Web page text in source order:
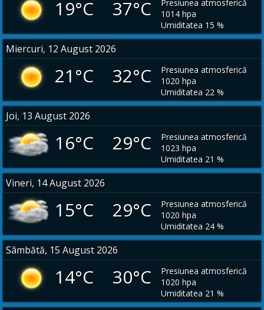
19°C 37°C
Presiunea atmosferică
1014 hpa
Umiditatea 15 %
Miercuri, 12 August 2026
21°C 32°C
Presiunea atmosferică
1020 hpa
Umiditatea 22 %
Joi, 13 August 2026
16°C 29°C
Presiunea atmosferică
1023 hpa
Umiditatea 21 %
Vineri, 14 August 2026
15°C 29°C
Presiunea atmosferică
1020 hpa
Umiditatea 24 %
Sâmbătă, 15 August 2026
14°C 30°C
Presiunea atmosferică
1020 hpa
Umiditatea 21 %